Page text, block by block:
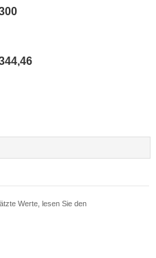
Werte, lesen Sie den